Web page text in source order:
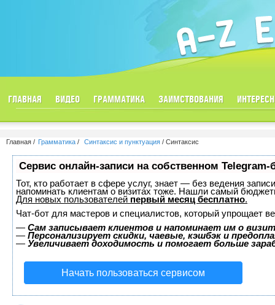
ГЛАВНАЯ ВИДЕО ГРАММАТИКА ЗАИМСТВОВАНИЯ
Главная Грамматика Синтаксис и пунктуация Синтаксис
Сервис онлайн-записи на собственном Telegram-
Тот, кто работает в сфере услуг, знает — без ведения
напоминать клиентам о визитах тоже. Нашли самый
Для новых пользователей первый месяц бесплатно.
Чат-бот для мастеров и специалистов, который упрощает
— Сам записывает клиентов и напоминает им о
— Персонализирует скидки, чаевые, кэшбэк и
— Увеличивает доходимость и помогает больше
Начать пользоваться сервисом